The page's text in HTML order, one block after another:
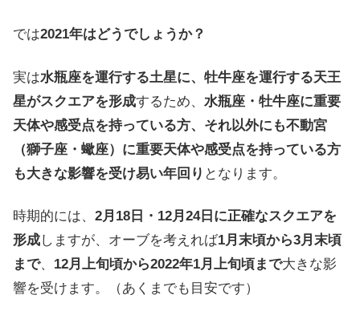
では2021年はどうでしょうか？
実は水瓶座を運行する土星に、牡牛座を運行する天王
星がスクエアを形成するため、 水瓶座・牡牛座に重要
天体や感受点を持っている方、それ以外にも不動宮
（獅子座・蠍座）に重要天体や感受点を持っている方
も大きな影響を受け易い年回り となります。
時期的には、 2月18日・12月24日に正確なスクエアを
形成しますが、オーブを考えれば1月末頃から3月末頃
まで、 12月上旬頃から2022年1月上旬頃まで大きな影
響を受けます。（あくまでも目安です）